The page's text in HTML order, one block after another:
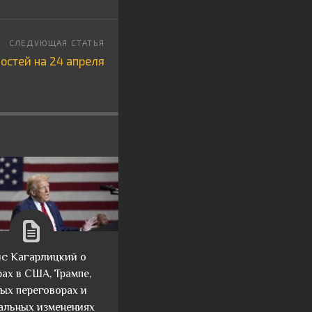
на 24 апреля
Кагарлицкий о
в США, Трампе,
переговорах и
изменениях